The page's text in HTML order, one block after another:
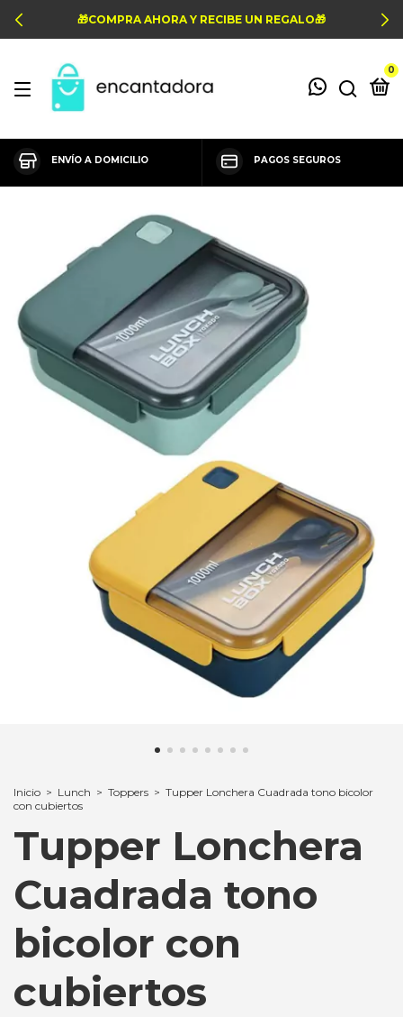
🎁COMPRA AHORA Y RECIBE UN REGALO🎁
0
ENVÍO A DOMICILIO PAGOS SEGUROS
Inicio > Lunch > Toppers > Tupper Lonchera Cuadrada tono bicolor
con cubiertos
Tupper Lonchera
Cuadrada tono
bicolor con
cubiertos